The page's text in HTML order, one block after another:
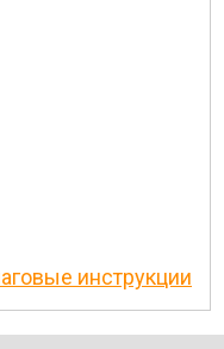
инструкции